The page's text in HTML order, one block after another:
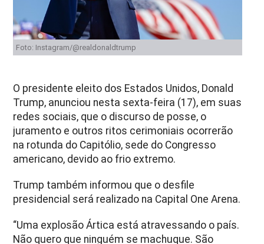
Foto: Instagram/@realdonaldtrump
O presidente eleito dos Estados Unidos, Donald
Trump, anunciou nesta sexta-feira (17), em suas
redes sociais, que o discurso de posse, o
juramento e outros ritos cerimoniais ocorrerão
na rotunda do Capitólio, sede do Congresso
americano, devido ao frio extremo.
Trump também informou que o desfile
presidencial será realizado na Capital One Arena.
“Uma explosão Ártica está atravessando o país.
Não quero que ninguém se machuque. São